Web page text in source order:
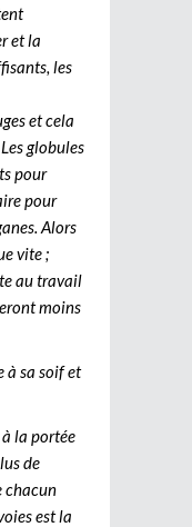
et la
les
et cela
globules
pour
pour
Alors
vite ;
au travail
moins
à sa soif et
la portée
de
chacun
est la